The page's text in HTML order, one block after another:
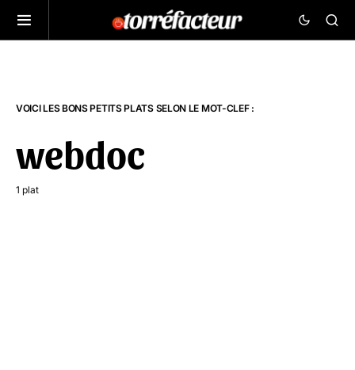
VOICI LES BONS PETITS PLATS SELON LE MOT-CLEF :
webdoc
1 plat